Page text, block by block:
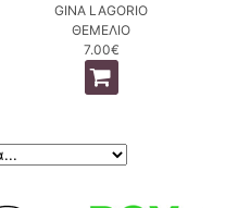
GINA LAGORIO
ΘΕΜΕΛΙΟ
7.00€